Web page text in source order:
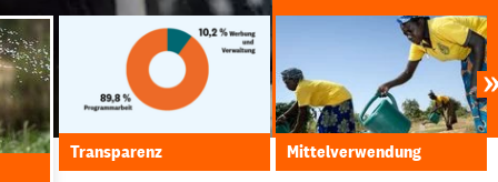
Transparenz Mittelverwendung